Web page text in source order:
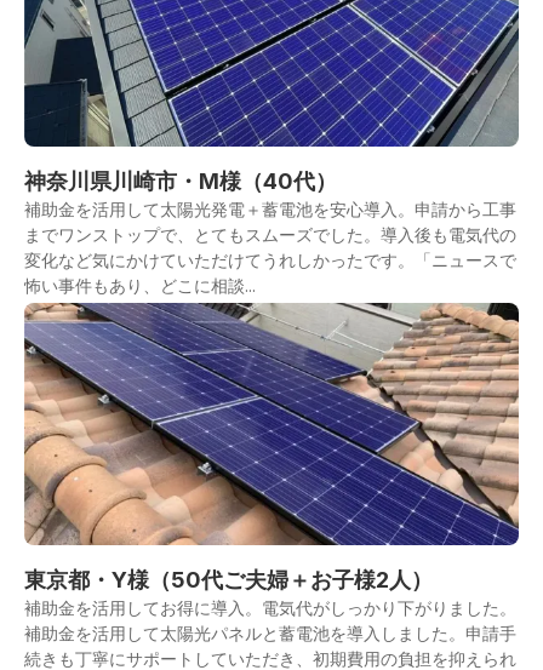
神奈川県川崎市・M様（40代）
補助金を活用して太陽光発電＋蓄電池を安心導入。申請から工事
までワンストップで、とてもスムーズでした。導入後も電気代の
変化など気にかけていただけてうれしかったです。「ニュースで
怖い事件もあり、どこに相談...
東京都・Y様（50代ご夫婦＋お子様2人）
補助金を活用してお得に導入。電気代がしっかり下がりました。
補助金を活用して太陽光パネルと蓄電池を導入しました。申請手
続きも丁寧にサポートしていただき、初期費用の負担を抑えられ